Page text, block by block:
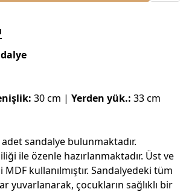
30 cm | Yerden yük.: 33 cm
sandalye bulunmaktadır.
ile özenle hazırlanmaktadır. Üst ve
MDF kullanılmıştır. Sandalyedeki tüm
yuvarlanarak, çocukların sağlıklı bir